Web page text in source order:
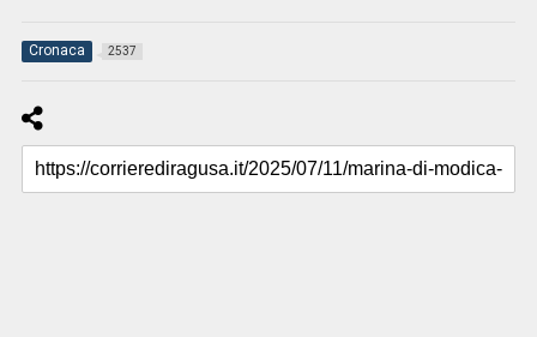
Cronaca 2537